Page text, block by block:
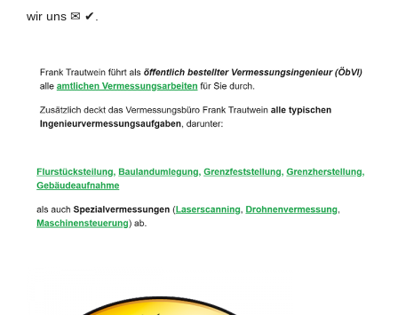
wir uns ✉ ✔.